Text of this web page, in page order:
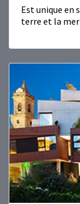
Est unique en
terre et la mer